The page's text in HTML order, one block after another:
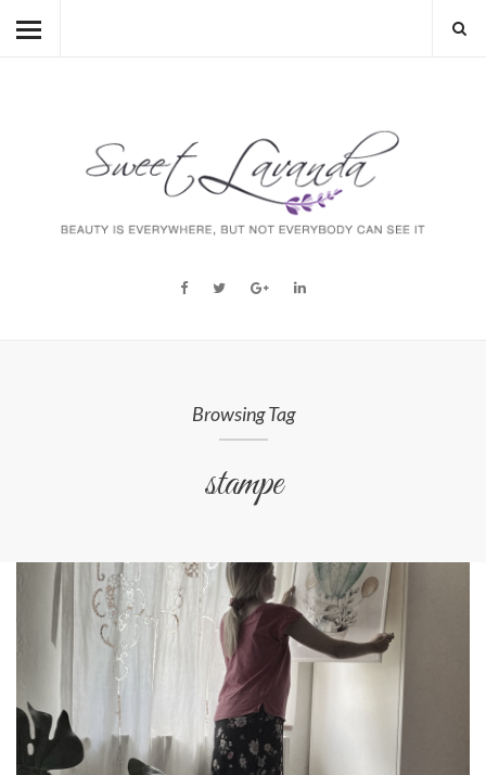
HOME
Browsing Tag
stampe